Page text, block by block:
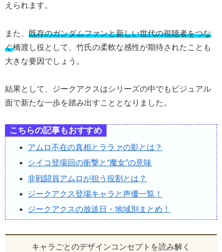
えられます。
また、 既存のガンダムファンと新しい世代の視聴者をつな
ぐ橋渡し役として、竹氏の柔軟な感性が期待されたことも
大きな要因でしょう。
結果として、ジークアクスはシリーズの中でもビジュアル
面で新たな一歩を踏み出すこととなりました。
こちらの記事もおすすめ
アムロ不在の真相とララァの影とは？
シイコ登場回の衝撃と“魔女”の意味
非戦闘員アムロが担う役割とは？
ジークアクス登場キャラと声優一覧！
ジークアクスの放送日・地域別まとめ！
キャラごとのデザインコンセプトを読み解く